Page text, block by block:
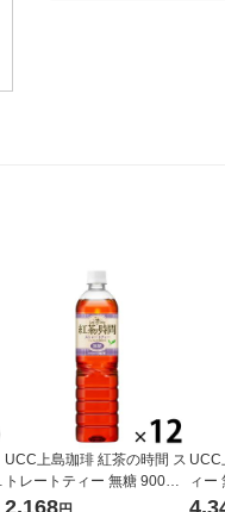
UCC上島珈琲 紅茶の時間 ス
トレートティー 無糖 900ml
1箱（12本入）
2,168
UCC
ィー
（12